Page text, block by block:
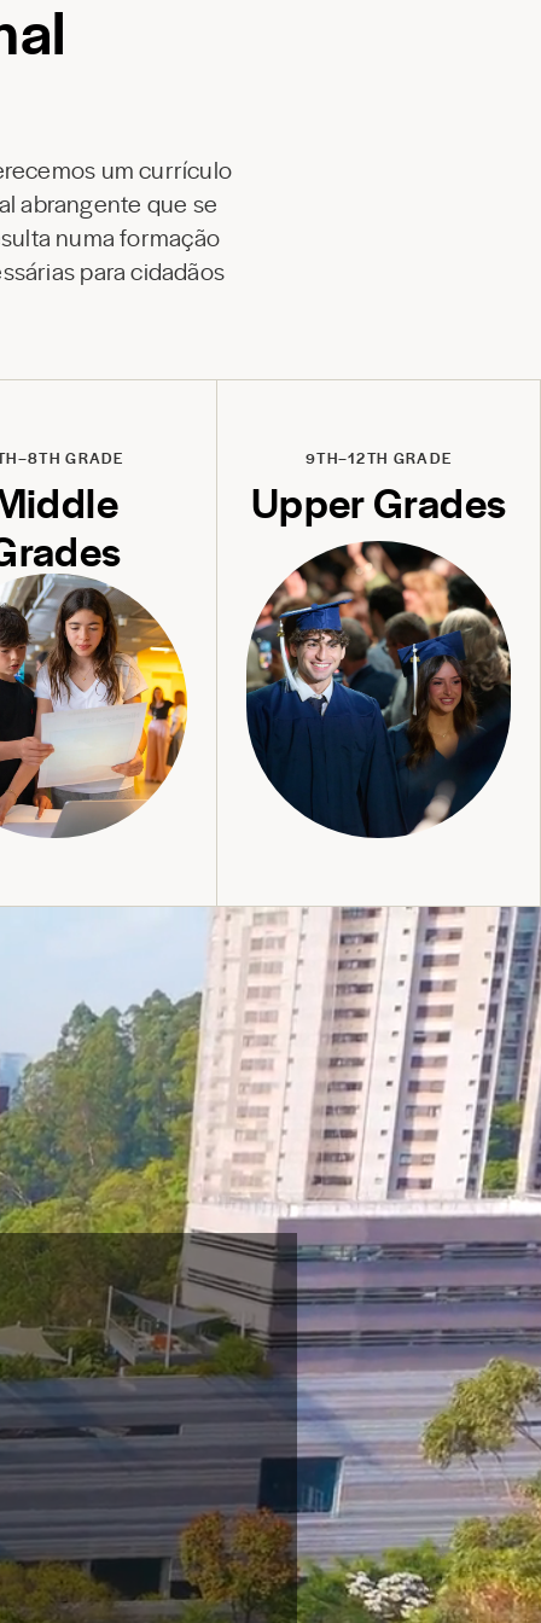
um currículo
abrangente que se
numa formação
para cidadãos
GRADE 9TH–12TH GRADE
Upper Grades